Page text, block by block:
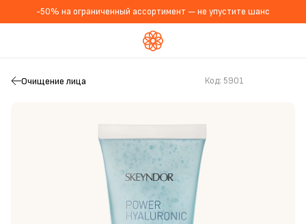
-50% на ограниченный ассортимент — не упустите шанс
Очищение лица Код: 5901